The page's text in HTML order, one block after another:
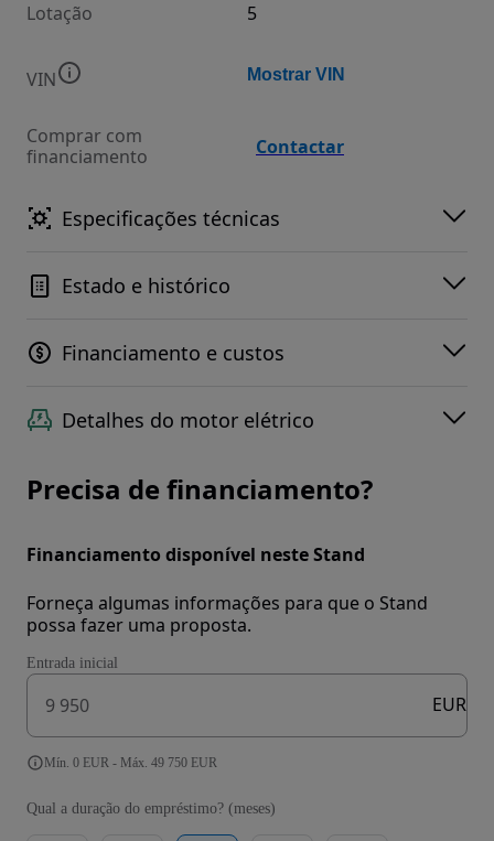
Lotação 5
VIN Mostrar VIN
Comprar com
financiamento
Contactar
Especificações técnicas
Estado e histórico
Financiamento e custos
Detalhes do motor elétrico
Precisa de financiamento?
Financiamento disponível neste Stand
Forneça algumas informações para que o Stand
possa fazer uma proposta.
Entrada inicial
EUR
Mín. 0 EUR - Máx. 49 750 EUR
Qual a duração do empréstimo? (meses)